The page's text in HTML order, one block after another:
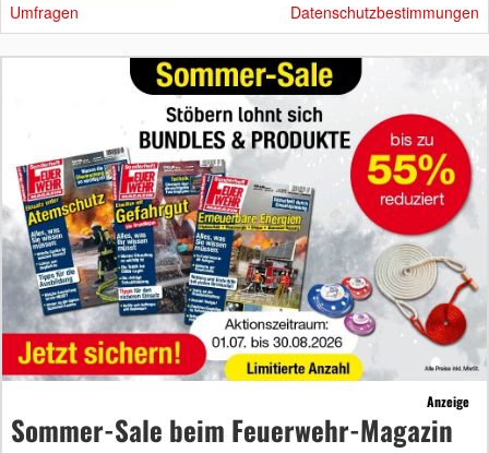
Umfragen Datenschutzbestimmungen
Anzeige
Sommer-Sale beim Feuerwehr-Magazin